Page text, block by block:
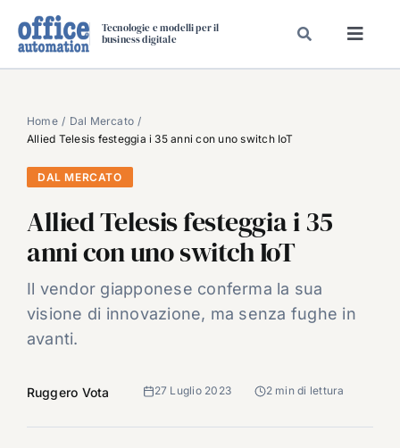
Tecnologie e modelli per il
business digitale
SPECIAL PAPER
TAVOLE ROTONDE DI REDAZIONE
DAL MERCATO
CARRIERE
VIDEO
EVENTI
CHI SIAMO
Home
Dal Mercato
Allied Telesis festeggia i 35 anni con uno switch IoT
DAL MERCATO
Allied Telesis festeggia i 35
anni con uno switch IoT
Il vendor giapponese conferma la sua
visione di innovazione, ma senza fughe in
avanti.
Ruggero Vota 27 Luglio 2023 2 min di lettura